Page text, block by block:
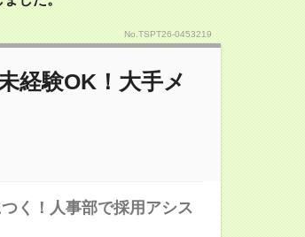
No.TSPT26-0453219
経験OK！大手メ
く！人事部で採用アシス